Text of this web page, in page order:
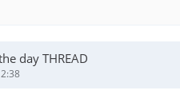
day THREAD